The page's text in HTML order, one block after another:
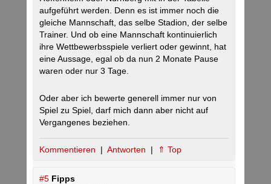
aufgeführt werden. Denn es ist immer noch die
gleiche Mannschaft, das selbe Stadion, der selbe
Trainer. Und ob eine Mannschaft kontinuierlich
ihre Wettbewerbsspiele verliert oder gewinnt, hat
eine Aussage, egal ob da nun 2 Monate Pause
waren oder nur 3 Tage.
Oder aber ich bewerte generell immer nur von
Spiel zu Spiel, darf mich dann aber nicht auf
Vergangenes beziehen.
Kommentieren | Antworten | ⇑ Top
#5 Fipps